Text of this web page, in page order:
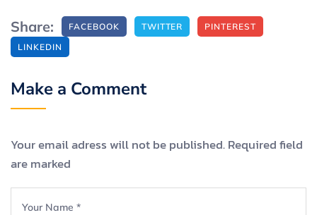
Share: FACEBOOK TWITTER
PINTEREST
LINKEDIN
Make a Comment
Your email adress will not be published. Required field
are marked